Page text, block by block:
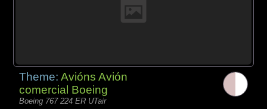
Theme:Avións Avión
comercial Boeing
Boeing 767 224 ER UTair